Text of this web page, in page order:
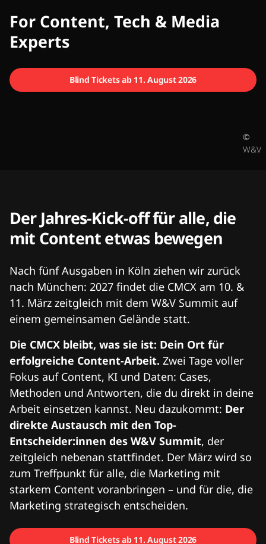
CMCX
For Content, Tech & Media
Experts
Blind Tickets ab 11. August 2026
©
W&V
Der Jahres-Kick-off für alle, die
mit Content etwas bewegen
Nach fünf Ausgaben in Köln ziehen wir zurück
nach München: 2027 findet die CMCX am 10. &
11. März zeitgleich mit dem W&V Summit auf
einem gemeinsamen Gelände statt.
Die CMCX bleibt, was sie ist: Dein Ort für
erfolgreiche Content-Arbeit. Zwei Tage voller
Fokus auf Content, KI und Daten: Cases,
Methoden und Antworten, die du direkt in deine
Arbeit einsetzen kannst. Neu dazukommt: Der
direkte Austausch mit den Top-
Entscheider:innen des W&V Summit, der
zeitgleich nebenan stattfindet. Der März wird so
zum Treffpunkt für alle, die Marketing mit
starkem Content voranbringen – und für die, die
Marketing strategisch entscheiden.
Blind Tickets ab 11. August 2026